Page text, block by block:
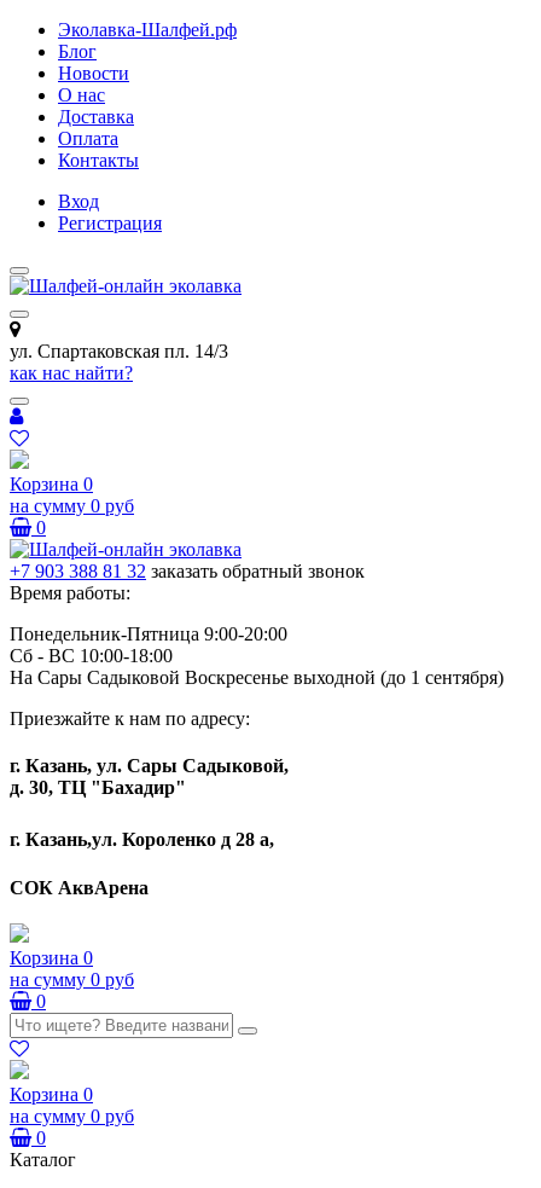
Эколавка-Шалфей.рф
Блог
Новости
О нас
Доставка
Оплата
Контакты
Вход
Регистрация
ул. Спартаковская пл. 14/3
как нас найти?
Корзина 0
на сумму 0 руб
0
+7 903 388 81 32 заказать обратный звонок
Время работы:
Понедельник-Пятница 9:00-20:00
Сб - ВС 10:00-18:00
На Сары Садыковой Воскресенье выходной (до 1 сентября)
Приезжайте к нам по адресу:
г. Казань, ул. Сары Садыковой,
д. 30, ТЦ "Бахадир"
г. Казань,ул. Короленко д 28 а,
СОК АквАрена
Корзина 0
на сумму 0 руб
0
Корзина 0
на сумму 0 руб
0
Каталог